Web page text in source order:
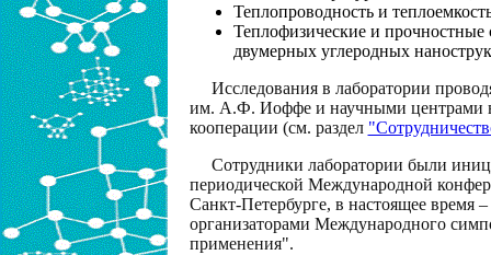
Теплопроводность и
Теплофизические и
двумерных углеродных
Исследования в лаборатории
им. А.Ф. Иоффе и научными центрами в
кооперации (см. раздел
Сотрудники лаборатории были
периодической Международной
Санкт-Петербурге, в настоящее время –
организаторами Международного
применения".